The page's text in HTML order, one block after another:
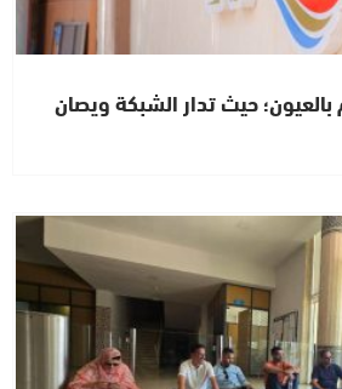
بالعيون؛ حيث تدار الشبكة ويصان